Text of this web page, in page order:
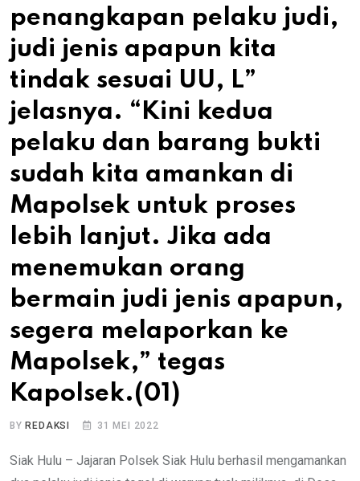
penangkapan pelaku judi,
judi jenis apapun kita
tindak sesuai UU, L”
jelasnya. “Kini kedua
pelaku dan barang bukti
sudah kita amankan di
Mapolsek untuk proses
lebih lanjut. Jika ada
menemukan orang
bermain judi jenis apapun,
segera melaporkan ke
Mapolsek,” tegas
Kapolsek.(01)
BYREDAKSI 31 MEI 2022
Siak Hulu – Jajaran Polsek Siak Hulu berhasil mengamankan